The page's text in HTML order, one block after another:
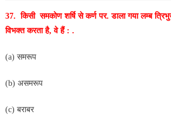
37. किसी समकोण शर्षि से कर्ण पर. डाला गया लम्ब
विभक्त करता है, वे हैं : .
(a) समरूप
(b) असमरूप
(c) बराबर